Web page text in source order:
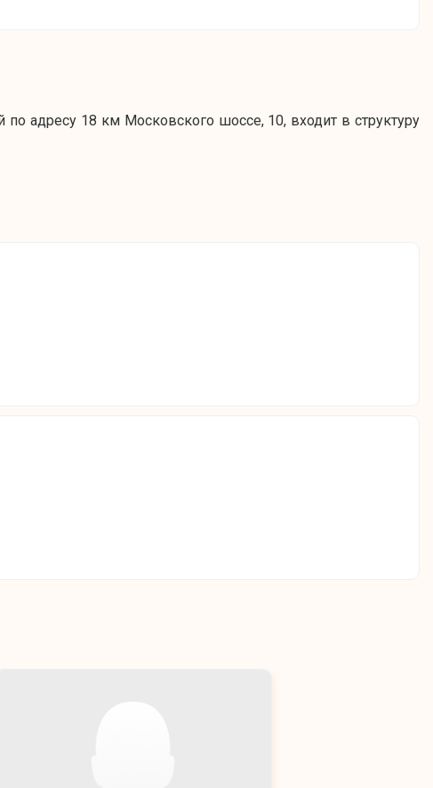
адресу 18 км Московского шоссе, 10, входит в структуру